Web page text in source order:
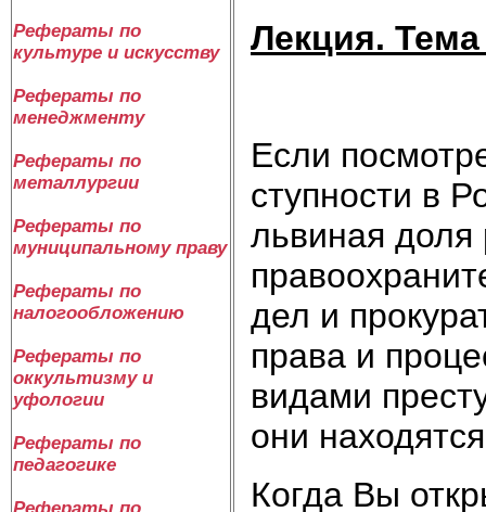
Рефераты по
культуре и искусству
Рефераты по
менеджменту
Рефераты по
металлургии
Рефераты по
муниципальному праву
Рефераты по
налогообложению
Рефераты по
оккультизму и
уфологии
Рефераты по
педагогике
Лек­ция.
Ес­ли
ступ­но­сти в
льви­ная до­ля
дел и
пра­ва и
ви­да­ми
они
Ко­гда Вы